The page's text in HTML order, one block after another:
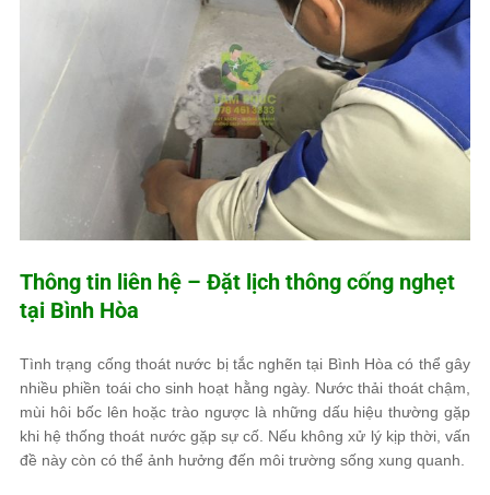
Thông tin liên hệ – Đặt lịch thông cống nghẹt
tại Bình Hòa
Tình trạng cống thoát nước bị tắc nghẽn tại Bình Hòa có thể gây
nhiều phiền toái cho sinh hoạt hằng ngày. Nước thải thoát chậm,
mùi hôi bốc lên hoặc trào ngược là những dấu hiệu thường gặp
khi hệ thống thoát nước gặp sự cố. Nếu không xử lý kịp thời, vấn
đề này còn có thể ảnh hưởng đến môi trường sống xung quanh.